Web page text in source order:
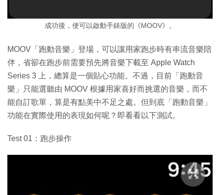
成功後，便可以啟動手錶版的《MOOV》。
MOOV「跑動音樂」登場，可以讓用家跑步時有串流音樂陪
伴，省卻在跑步前需要預先將音樂下載至 Apple Watch
Series 3 上，總算是一個貼心功能。不過，目前「跑動音
樂」只能選聽由 MOOV 根據用家喜好而挑選的音樂，而不
能自訂歌單，算是有點美中不足之處。但到底「跑動音樂」
功能在實際使用的表現如何呢？即看看以下測試。
Test 01：跑步操作